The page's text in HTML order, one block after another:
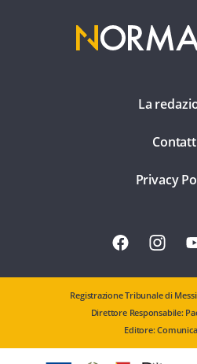
La
Privacy
Registrazione Tribunale di
Direttore Responsabile:
Editore: